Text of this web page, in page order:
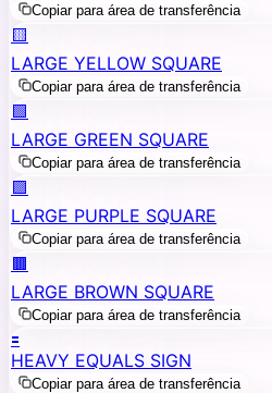
Copiar para área de transferência
🟨
LARGE YELLOW SQUARE
Copiar para área de transferência
🟩
LARGE GREEN SQUARE
Copiar para área de transferência
🟪
LARGE PURPLE SQUARE
Copiar para área de transferência
🟫
LARGE BROWN SQUARE
Copiar para área de transferência
🟰
HEAVY EQUALS SIGN
Copiar para área de transferência